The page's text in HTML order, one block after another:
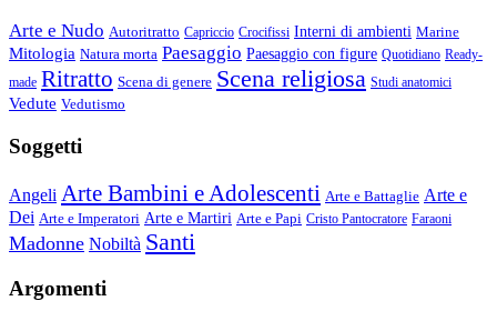
Arte e Nudo Autoritratto Capriccio Crocifissi Interni di ambienti Marine
Mitologia Natura morta Paesaggio Paesaggio con figure Quotidiano Ready-
made Ritratto Scena di genere Scena religiosa Studi anatomici
Vedute Vedutismo
Soggetti
Angeli Arte Bambini e Adolescenti Arte e Battaglie Arte e
Dei Arte e Imperatori Arte e Martiri Arte e Papi Cristo Pantocratore Faraoni
Madonne Nobiltà Santi
Argomenti